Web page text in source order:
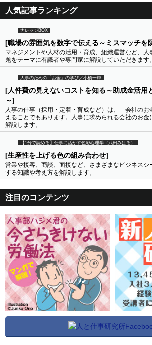
人気記事ランキング
ナレッジBOX
[職場の雰囲気を数字で伝える～ミスマッチを
マネジメントや人材の活用・育成、組織運営など、人
題をテーマに有識者や専門家に解説していただきます。
人事のための「お金」の学び／小橋一輝
[人件費の見えないコストを知る～助成金活用
～]
人事の仕事（採用・定着・育成など）は、「会社の
えることでもあります。人事に求められる会社のお
解説します。
【1分で読める】仕事に活かす色彩心理学（武田みはる）
[生産性を上げる色の組み合わせ]
営業や接客、商談、面接など、さまざまなビジネスシ
する知識や考え方を解説します。
注目のコンテンツ